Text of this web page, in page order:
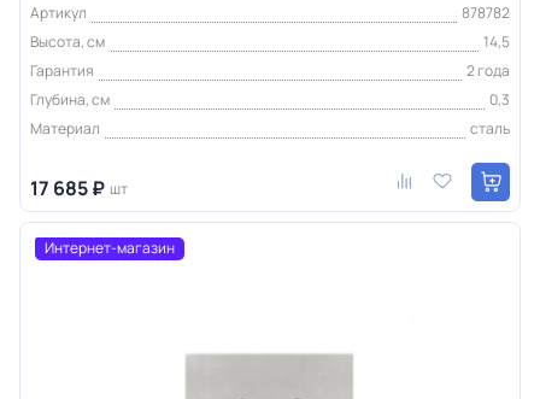
Артикул
878782
Высота, см
14,5
Гарантия
2 года
Глубина, см
0,3
Материал
сталь
17 685 ₽ шт
Интернет-магазин